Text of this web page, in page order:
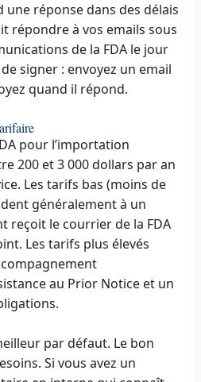
réponse dans des délais
répondre à vos emails sous
de la FDA le jour
signer : envoyez un email
quand il répond.
pour l’importation
200 et 3 000 dollars par an
Les tarifs bas (moins de
généralement à un
reçoit le courrier de la FDA
Les tarifs plus élevés
au Prior Notice et un
par défaut. Le bon
Si vous avez un